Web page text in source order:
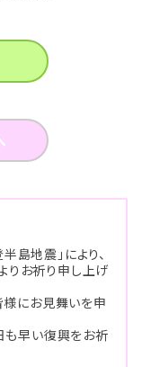
島地震」により、
りお祈り申し上げ
にお見舞いを申
も早い復興をお祈